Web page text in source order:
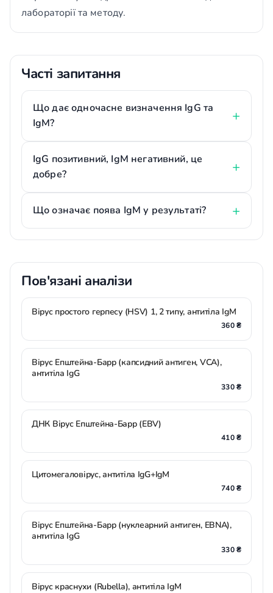
лабораторії та методу.
Часті запитання
Що дає одночасне визначення IgG та
IgM?
IgG позитивний, IgM негативний, це
добре?
Що означає поява IgM у результаті?
Пов'язані аналізи
Вірус простого герпесу (HSV) 1, 2 типу, антитіла IgM
360 ₴
Вірус Епштейна-Барр (капсидний антиген, VCA),
антитіла IgG
330 ₴
ДНК Вірус Епштейна-Барр (EBV)
410 ₴
Цитомегаловірус, антитіла IgG+IgM
740 ₴
Вірус Епштейна-Барр (нуклеарний антиген, EBNA),
антитіла IgG
330 ₴
Вірус краснухи (Rubella), антитіла IgМ